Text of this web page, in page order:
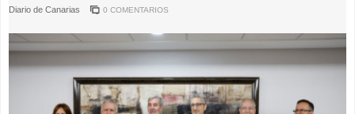
Diario de Canarias 0 COMENTARIOS